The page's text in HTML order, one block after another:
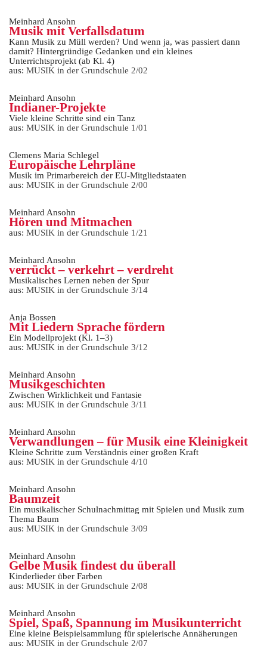
Meinhard Ansohn
Musik mit Verfallsdatum
Kann Musik zu Müll werden? Und wenn ja, was passiert dann
damit? Hintergründige Gedanken und ein kleines
Unterrichtsprojekt (ab Kl. 4)
aus: MUSIK in der Grundschule 2/02
Meinhard Ansohn
Indianer-Projekte
Viele kleine Schritte sind ein Tanz
aus: MUSIK in der Grundschule 1/01
Clemens Maria Schlegel
Europäische Lehrpläne
Musik im Primarbereich der EU-Mitgliedstaaten
aus: MUSIK in der Grundschule 2/00
Meinhard Ansohn
Hören und Mitmachen
aus: MUSIK in der Grundschule 1/21
Meinhard Ansohn
verrückt – verkehrt – verdreht
Musikalisches Lernen neben der Spur
aus: MUSIK in der Grundschule 3/14
Anja Bossen
Mit Liedern Sprache fördern
Ein Modellprojekt (Kl. 1–3)
aus: MUSIK in der Grundschule 3/12
Meinhard Ansohn
Musikgeschichten
Zwischen Wirklichkeit und Fantasie
aus: MUSIK in der Grundschule 3/11
Meinhard Ansohn
Verwandlungen – für Musik eine Kleinigkeit
Kleine Schritte zum Verständnis einer großen Kraft
aus: MUSIK in der Grundschule 4/10
Meinhard Ansohn
Baumzeit
Ein musikalischer Schulnachmittag mit Spielen und Musik zum
Thema Baum
aus: MUSIK in der Grundschule 3/09
Meinhard Ansohn
Gelbe Musik findest du überall
Kinderlieder über Farben
aus: MUSIK in der Grundschule 2/08
Meinhard Ansohn
Spiel, Spaß, Spannung im Musikunterricht
Eine kleine Beispielsammlung für spielerische Annäherungen
aus: MUSIK in der Grundschule 2/07